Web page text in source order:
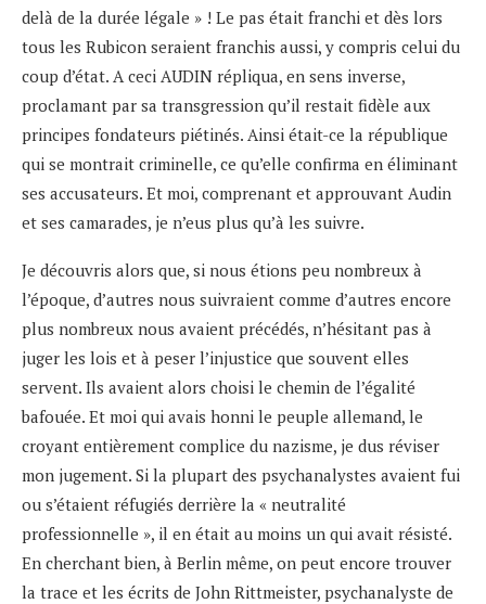
delà de la durée légale » ! Le pas était franchi et dès lors
tous les Rubicon seraient franchis aussi, y compris celui du
coup d’état. A ceci AUDIN répliqua, en sens inverse,
proclamant par sa transgression qu’il restait fidèle aux
principes fondateurs piétinés. Ainsi était-ce la république
qui se montrait criminelle, ce qu’elle confirma en éliminant
ses accusateurs. Et moi, comprenant et approuvant Audin
et ses camarades, je n’eus plus qu’à les suivre.
Je découvris alors que, si nous étions peu nombreux à
l’époque, d’autres nous suivraient comme d’autres encore
plus nombreux nous avaient précédés, n’hésitant pas à
juger les lois et à peser l’injustice que souvent elles
servent. Ils avaient alors choisi le chemin de l’égalité
bafouée. Et moi qui avais honni le peuple allemand, le
croyant entièrement complice du nazisme, je dus réviser
mon jugement. Si la plupart des psychanalystes avaient fui
ou s’étaient réfugiés derrière la « neutralité
professionnelle », il en était au moins un qui avait résisté.
En cherchant bien, à Berlin même, on peut encore trouver
la trace et les écrits de John Rittmeister, psychanalyste de